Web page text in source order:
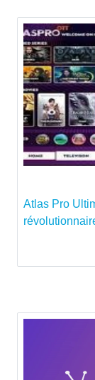
Atlas Pro